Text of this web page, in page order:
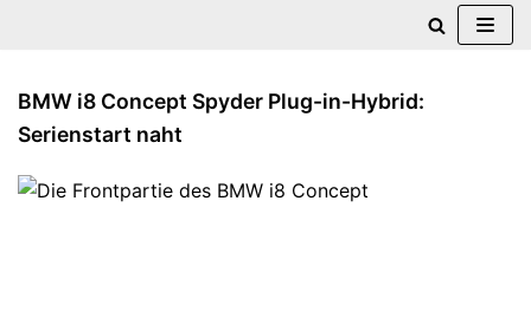
Inhalt
springen
BMW i8 Concept Spyder Plug-in-Hybrid:
Serienstart naht